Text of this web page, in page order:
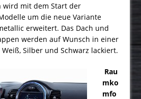
wird mit dem Start der
um die neue Variante
erweitert. Das Dach und
werden auf Wunsch in einer
Silber und Schwarz lackiert.
Rau
mko
mfo